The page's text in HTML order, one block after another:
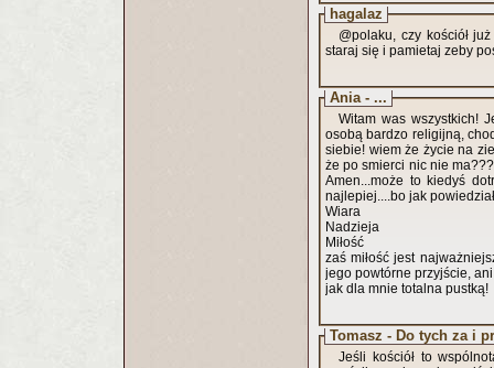
hagalaz
@polaku, czy kościół
staraj się i pamietaj zeby
Ania - ...
Witam was wszystkich!
osobą bardzo religijną,
siebie! wiem że życie na
że po smierci nic nie
Amen...może to kiedyś
najlepiej....bo jak
Wiara
Nadzieja
Miłość
zaś miłość jest
jego powtórne przyjście,
jak dla mnie totalna pustką!
Tomasz - Do tych za i
Jeśli kościół to